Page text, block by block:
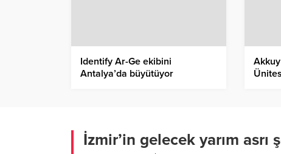
Identify Ar-Ge ekibini
Antalya’da büyütüyor
İzmir’in gelecek yarım asrı